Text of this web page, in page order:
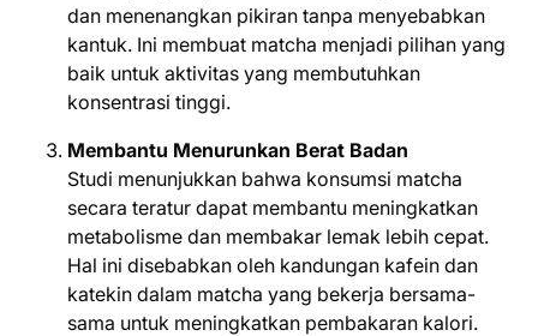
dan menenangkan pikiran tanpa menyebabkan
kantuk. Ini membuat matcha menjadi pilihan yang
baik untuk aktivitas yang membutuhkan
konsentrasi tinggi.
Membantu Menurunkan Berat Badan
Studi menunjukkan bahwa konsumsi matcha
secara teratur dapat membantu meningkatkan
metabolisme dan membakar lemak lebih cepat.
Hal ini disebabkan oleh kandungan kafein dan
katekin dalam matcha yang bekerja bersama-
sama untuk meningkatkan pembakaran kalori.